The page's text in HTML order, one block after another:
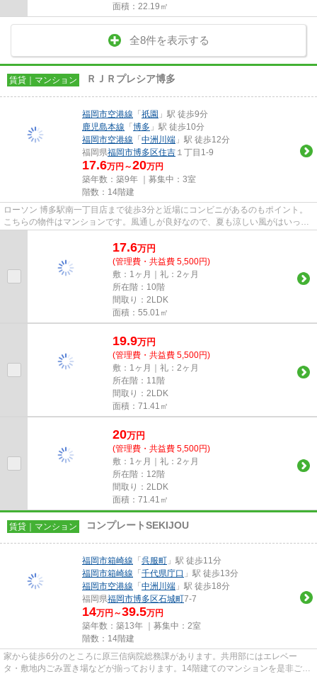
面積：22.19㎡
全8件を表示する
賃貸｜マンション ＲＪＲプレシア博多
福岡市空港線 「祇園 」駅 徒歩9分
鹿児島本線 「博多 」駅 徒歩10分
福岡市空港線 「中洲川端 」駅 徒歩12分
福岡県福岡市博多区住吉 １丁目1-9
17.6万円～20万円
築年数：築9年 ｜募集中： 3室
階数：14階建
ローソン 博多駅南一丁目店まで徒歩3分と近場にコンビニがあるのもポイント。
こちらの物件はマンションです。風通しが良好なので、夏も涼しい風がはいって
きます。共用部にはエレベー...
17.6万円
(管理費・共益費 5,500円)
敷：1ヶ月｜礼：2ヶ月
所在階：10階
間取り：2LDK
面積：55.01㎡
19.9万円
(管理費・共益費 5,500円)
敷：1ヶ月｜礼：2ヶ月
所在階：11階
間取り：2LDK
面積：71.41㎡
20万円
(管理費・共益費 5,500円)
敷：1ヶ月｜礼：2ヶ月
所在階：12階
間取り：2LDK
面積：71.41㎡
賃貸｜マンション コンプレートSEKIJOU
福岡市箱崎線 「呉服町 」駅 徒歩11分
福岡市箱崎線 「千代県庁口 」駅 徒歩13分
福岡市空港線 「中洲川端 」駅 徒歩18分
福岡県福岡市博多区石城町7-7
14万円～39.5万円
築年数：築13年 ｜募集中： 2室
階数：14階建
家から徒歩6分のところに原三信病院総務課があります。共用部にはエレベー
タ・敷地内ごみ置き場などが揃っております。14階建てのマンションを是非ご覧